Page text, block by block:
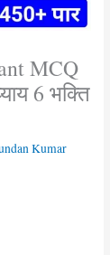
MCQ
6 भक्ति
Kumar